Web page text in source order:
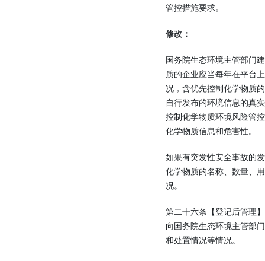
管控措施要求。
修改：
国务院生态环境主管部门
质的企业应当每年在平台
况，含优先控制化学物质
自行发布的环境信息的真
控制化学物质环境风险管
化学物质信息和危害性。
如果有突发性安全事故的
化学物质的名称、数量、
况。
第二十六条【登记后管理
向国务院生态环境主管部
和处置情况等情况。